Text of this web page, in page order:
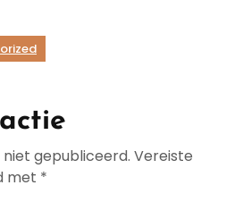
gepubliceerd. Vereiste
met *